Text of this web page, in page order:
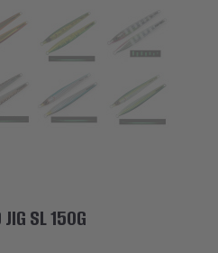
УЛ. ПРОФ. АЛЕКСАНДЪР ФОЛ 2,
SL 150G